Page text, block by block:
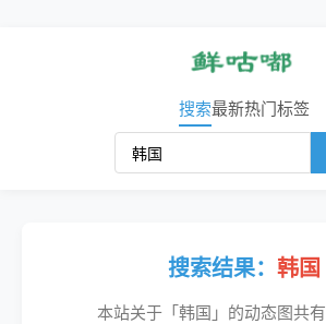
搜索最新热门标签
搜索结果： 韩国
本站关于「韩国」的动态图共有